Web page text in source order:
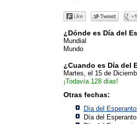
¿Dónde es Día del
Mundial
Mundo
¿Cuando es Día del
Martes, el 15 de
¡Todavía 128 días!
Otras fechas:
Día del
Día del